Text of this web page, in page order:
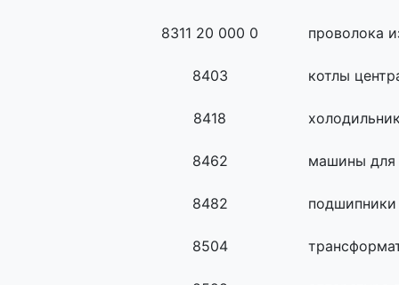
8311 20 000 0 проволока
8403 котлы
8418
8462 машины для
8482
8504